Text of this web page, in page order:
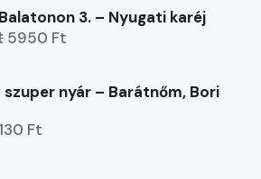
3. – Nyugati karéj
5950 Ft
szuper nyár – Barátnőm, Bori
Ft